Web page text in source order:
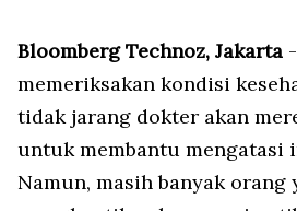
Bloomberg Technoz, Jakarta
memeriksakan kondisi
tidak jarang dokter akan
untuk membantu mengatasi
Namun, masih banyak orang